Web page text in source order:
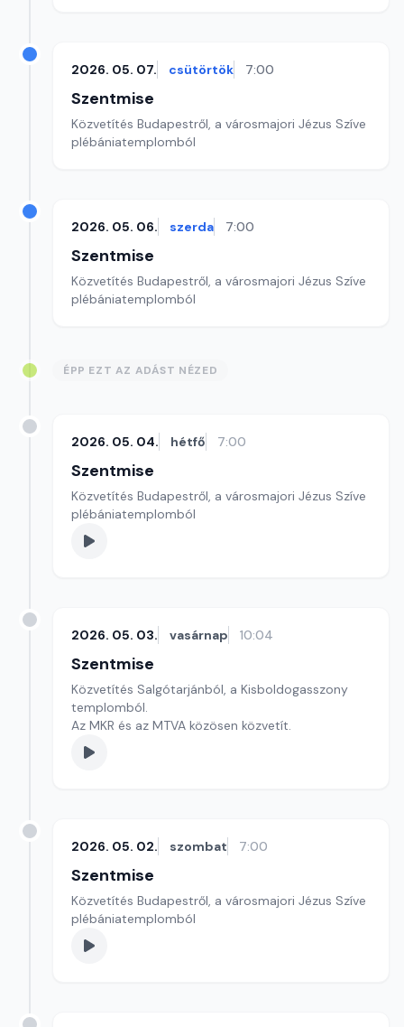
2026. 05. 07. csütörtök 7:00
Szentmise
Közvetítés Budapestről, a városmajori Jézus Szíve
plébániatemplomból
2026. 05. 06. szerda 7:00
Szentmise
Közvetítés Budapestről, a városmajori Jézus Szíve
plébániatemplomból
ÉPP EZT AZ ADÁST NÉZED
2026. 05. 04. hétfő 7:00
Szentmise
Közvetítés Budapestről, a városmajori Jézus Szíve
plébániatemplomból
2026. 05. 03. vasárnap 10:04
Szentmise
Közvetítés Salgótarjánból, a Kisboldogasszony
templomból.
Az MKR és az MTVA közösen közvetít.
2026. 05. 02. szombat 7:00
Szentmise
Közvetítés Budapestről, a városmajori Jézus Szíve
plébániatemplomból